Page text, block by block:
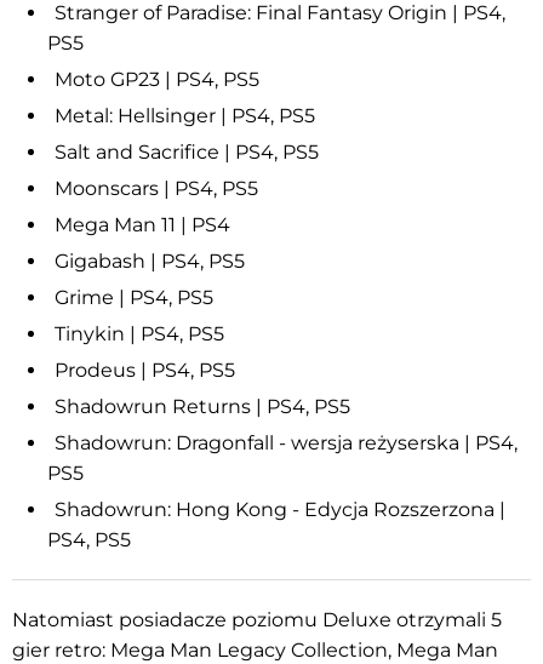
Stranger of Paradise: Final Fantasy Origin | PS4,
PS5
Moto GP23 | PS4, PS5
Metal: Hellsinger | PS4, PS5
Salt and Sacrifice | PS4, PS5
Moonscars | PS4, PS5
Mega Man 11 | PS4
Gigabash | PS4, PS5
Grime | PS4, PS5
Tinykin | PS4, PS5
Prodeus | PS4, PS5
Shadowrun Returns | PS4, PS5
Shadowrun: Dragonfall - wersja reżyserska | PS4,
PS5
Shadowrun: Hong Kong - Edycja Rozszerzona |
PS4, PS5
Natomiast posiadacze poziomu Deluxe otrzymali 5
gier retro: Mega Man Legacy Collection, Mega Man